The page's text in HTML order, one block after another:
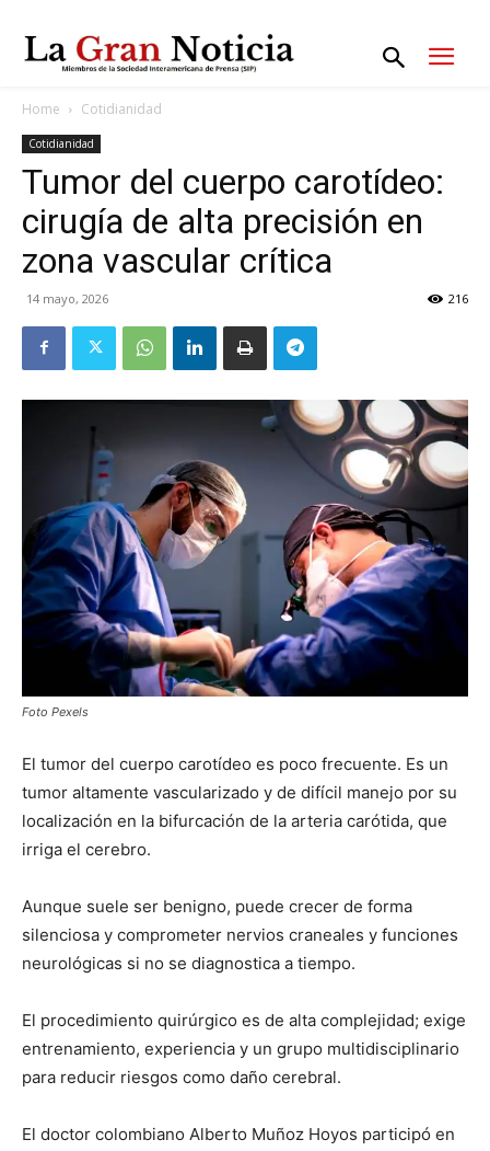
Home Cotidianidad
Cotidianidad
Tumor del cuerpo carotídeo:
cirugía de alta precisión en
zona vascular crítica
14 mayo, 2026 216
Foto Pexels
El tumor del cuerpo carotídeo es poco frecuente. Es un
tumor altamente vascularizado y de difícil manejo por su
localización en la bifurcación de la arteria carótida, que
irriga el cerebro.
Aunque suele ser benigno, puede crecer de forma
silenciosa y comprometer nervios craneales y funciones
neurológicas si no se diagnostica a tiempo.
El procedimiento quirúrgico es de alta complejidad; exige
entrenamiento, experiencia y un grupo multidisciplinario
para reducir riesgos como daño cerebral.
El doctor colombiano Alberto Muñoz Hoyos participó en